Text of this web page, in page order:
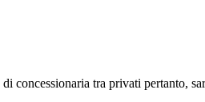
tra privati pertanto,